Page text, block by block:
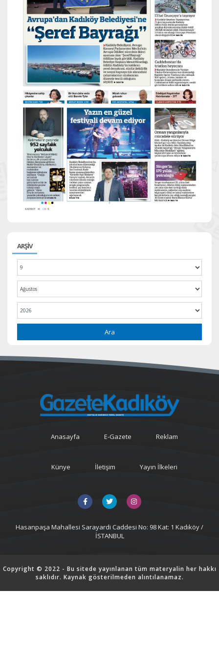
ARŞİV
Ara
Anasayfa E-Gazete Reklam
Künye İletişim Yayın İlkeleri
Hasanpaşa Mahallesi Sarayardi Caddesi No: 98 Kat: 1 Kadıköy /
İSTANBUL
Copyright © 2022 - Bu sitede yayınlanan tüm materyalin her hakkı
saklıdır. Kaynak gösterilmeden alıntılanamaz.